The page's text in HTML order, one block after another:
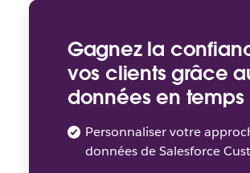
Gagnez la
vos clients grâce
données en temps
Personnaliser votre
données de Salesforce